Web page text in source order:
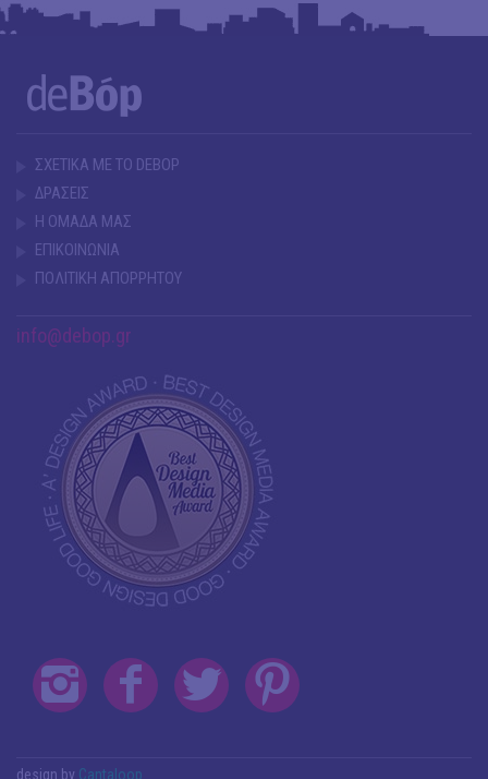
ΣΧΕΤΙΚΑ ΜΕ ΤΟ DEBOP
ΔΡΑΣΕΙΣ
Η ΟΜΑΔΑ ΜΑΣ
ΕΠΙΚΟΙΝΩΝΙΑ
ΠΟΛΙΤΙΚΗ ΑΠΟΡΡΗΤΟΥ
info@debop.gr
design by Cantaloop